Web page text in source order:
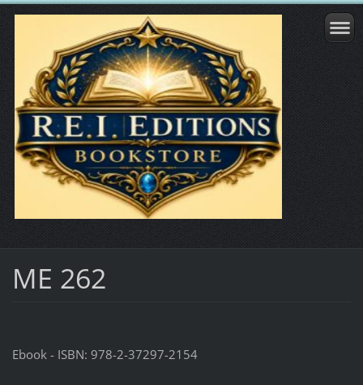
ME 262
Ebook - ISBN: 978-2-37297-2154